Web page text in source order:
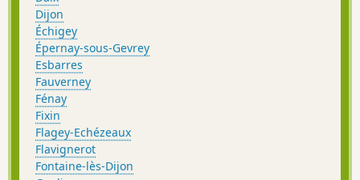
Dijon
Échigey
Épernay-sous-Gevrey
Esbarres
Fauverney
Fénay
Fixin
Flagey-Echézeaux
Flavignerot
Fontaine-lès-Dijon